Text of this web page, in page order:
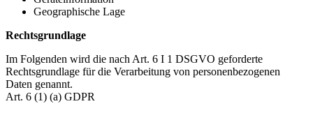
Geographische Lage
Rechtsgrundlage
Im Folgenden wird die nach Art. 6 I 1 DSGVO geforderte
Rechtsgrundlage für die Verarbeitung von personenbezogenen
Daten genannt.
Art. 6 (1) (a) GDPR